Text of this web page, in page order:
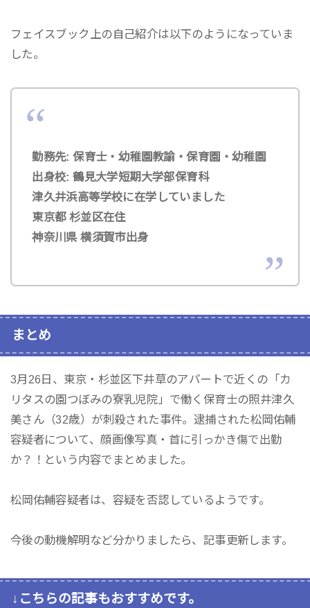
フェイスブック上の自己紹介は以下のようになっていま
した。
勤務先: 保育士・幼稚園教諭・保育園・幼稚園
出身校: 鶴見大学短期大学部保育科
津久井浜高等学校に在学していました
東京都 杉並区在住
神奈川県 横須賀市出身
まとめ
3月26日、東京・杉並区下井草のアパートで近くの「カ
リタスの園つぼみの寮乳児院」で働く保育士の照井津久
美さん（32歳）が刺殺された事件。逮捕された松岡佑輔
容疑者について、顔画像写真・首に引っかき傷で出勤
か？！という内容でまとめました。
松岡佑輔容疑者は、容疑を否認しているようです。
今後の動機解明など分かりましたら、記事更新します。
↓こちらの記事もおすすめです。